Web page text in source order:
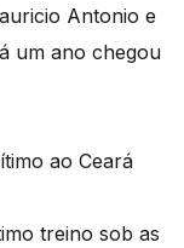
Antonio e
um ano chegou
ao Ceará
treino sob as